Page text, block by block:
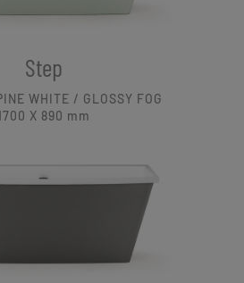
Step
WHITE / GLOSSY FOG
X 890 mm